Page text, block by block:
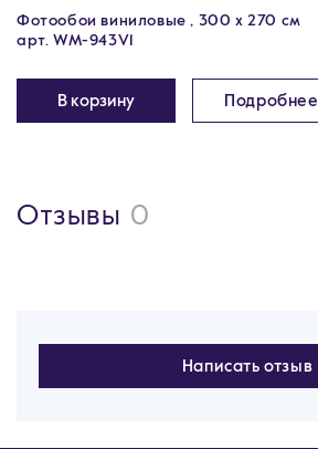
Фотообои виниловые , 300 х 270 см
арт. WM-943V1
В корзину Подробнее
Отзывы 0
Написать отзыв